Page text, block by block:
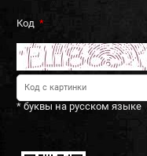
Код
* буквы на русском языке